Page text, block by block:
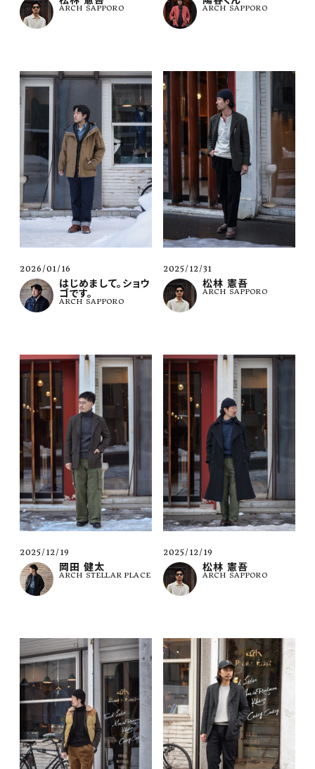
ARCH SAPPORO ARCH SAPPORO
2026/01/16
はじめまして。ショウ
ゴです。
ARCH SAPPORO
2025/12/31
松林 憲吾
ARCH SAPPORO
2025/12/19
岡田 健太
ARCH STELLAR PLACE
2025/12/19
松林 憲吾
ARCH SAPPORO